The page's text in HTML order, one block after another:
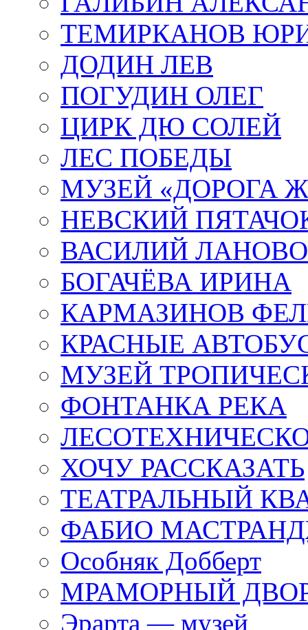
ТЕМИРКАНОВ
ДОДИН ЛЕВ
ПОГУДИН ОЛЕГ
ЦИРК ДЮ СОЛЕЙ
ЛЕС ПОБЕДЫ
МУЗЕЙ «ДОРОГА
НЕВСКИЙ
ВАСИЛИЙ
БОГАЧЁВА ИРИНА
КАРМАЗИНОВ
КРАСНЫЕ
МУЗЕЙ
ФОНТАНКА РЕКА
ХОЧУ РАССКАЗАТЬ
ТЕАТРАЛЬНЫЙ
ФАБИО
Особняк Добберт
МРАМОРНЫЙ
Эрарта — музей